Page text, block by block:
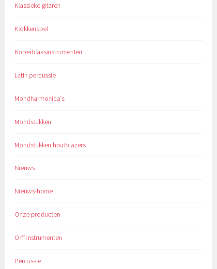
Klassieke gitaren
Klokkenspel
Koperblaasinstrumenten
Latin percussie
Mondharmonica's
Mondstukken
Mondstukken houtblazers
Nieuws
Nieuws-home
Onze producten
Orff instrumenten
Percussie